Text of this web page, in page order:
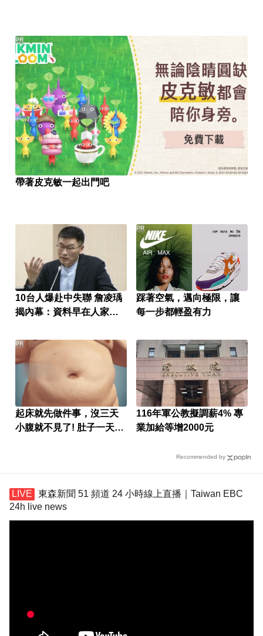
帶著皮克敏一起出門吧
PR
10台人爆赴中失聯 詹凌瑀
揭內幕：資料早在人家手
踩著空氣，邁向極限，讓
每一步都輕盈有力
PR
起床就先做件事，沒三天
小腹就不見了! 肚子一天天
PR
116年軍公教擬調薪4% 專
業加給等增2000元
Recommended by
東森新聞 51 頻道 24 小時線上直播｜Taiwan EBC
24h live news